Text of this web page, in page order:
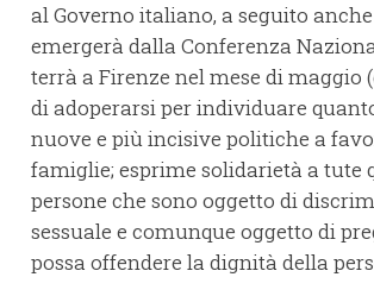
al Governo italiano, a seguito
emergerà dalla Conferenza
terrà a Firenze nel mese di maggio
di adoperarsi per individuare
nuove e più incisive politiche a
famiglie; esprime solidarietà a tute
persone che sono oggetto di
sessuale e comunque oggetto di
possa offendere la dignità della